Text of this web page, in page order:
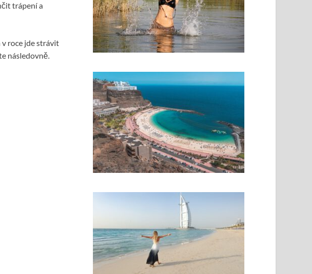
trápení a
roce jde strávit
následovně.